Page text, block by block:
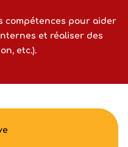
compétences pour aider
et réaliser des
etc.).